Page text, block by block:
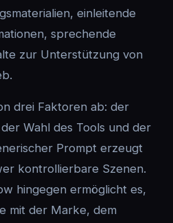
einleitende
sprechende
zur Unterstützung von
drei Faktoren ab: der
Wahl des Tools und der
Prompt erzeugt
kontrollierbare Szenen.
hingegen ermöglicht es,
mit der Marke, dem